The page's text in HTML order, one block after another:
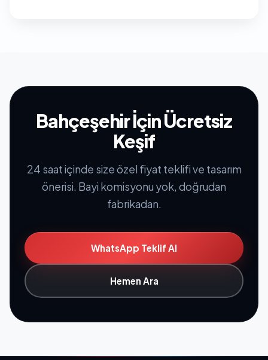
Bahçeşehir İçin Ücretsiz
Keşif
24 saat içinde size özel fiyat teklifi ve tasarım
önerisi. Bayi komisyonu yok, doğrudan
fabrikadan.
WhatsApp Teklif Al
Hemen Ara